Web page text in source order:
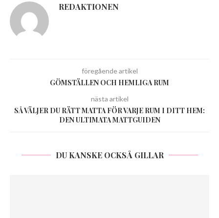
REDAKTIONEN
föregående artikel
GÖMSTÄLLEN OCH HEMLIGA RUM
nästa artikel
SÅ VÄLJER DU RÄTT MATTA FÖR VARJE RUM I DITT HEM:
DEN ULTIMATA MATTGUIDEN
DU KANSKE OCKSÅ GILLAR